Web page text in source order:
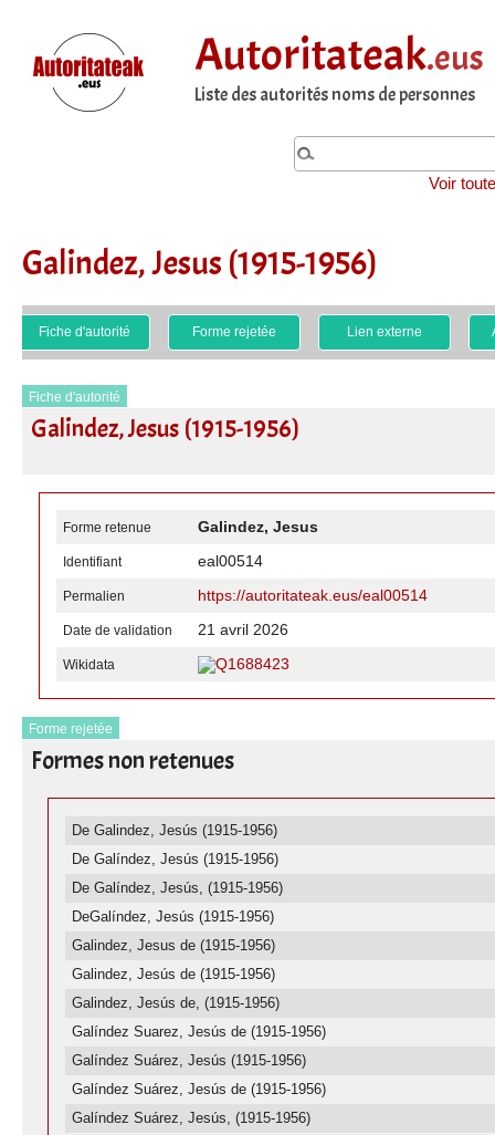
Autoritateak.eus
Liste des autorités noms de personnes
Voir
Galindez, Jesus (1915-1956)
Fiche d'autorité Forme rejetée Lien externe
Fiche d'autorité
Galindez, Jesus (1915-1956)
Forme retenue Galindez, Jesus
Identifiant eal00514
Permalien https://autoritateak.eus/eal00514
Date de validation 21 avril 2026
Wikidata Q1688423
Forme rejetée
Formes non retenues
De Galindez, Jesús (1915-1956)
De Galíndez, Jesús (1915-1956)
De Galíndez, Jesús, (1915-1956)
DeGalíndez, Jesús (1915-1956)
Galindez, Jesus de (1915-1956)
Galindez, Jesús de (1915-1956)
Galindez, Jesús de, (1915-1956)
Galíndez Suarez, Jesús de (1915-1956)
Galíndez Suárez, Jesús (1915-1956)
Galíndez Suárez, Jesús de (1915-1956)
Galíndez Suárez, Jesús, (1915-1956)